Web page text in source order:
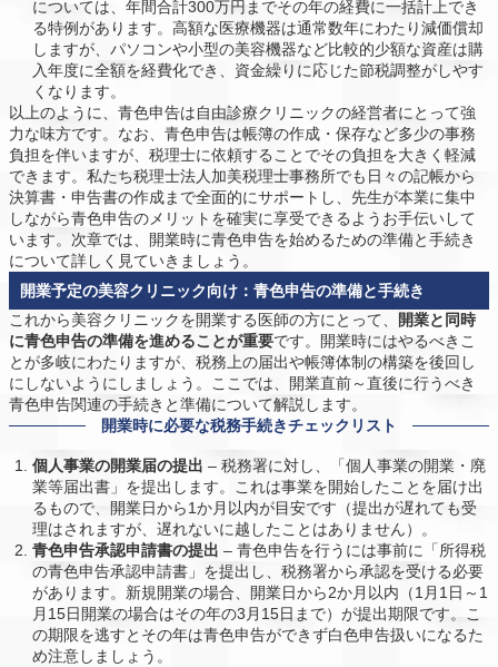
については、年間合計300万円までその年の経費に一括計上でき
る特例があります。高額な医療機器は通常数年にわたり減価償却
しますが、パソコンや小型の美容機器など比較的少額な資産は購
入年度に全額を経費化でき、資金繰りに応じた節税調整がしやす
くなります。
以上のように、青色申告は自由診療クリニックの経営者にとって強
力な味方です。なお、青色申告は帳簿の作成・保存など多少の事務
負担を伴いますが、税理士に依頼することでその負担を大きく軽減
できます。私たち税理士法人加美税理士事務所でも日々の記帳から
決算書・申告書の作成まで全面的にサポートし、先生が本業に集中
しながら青色申告のメリットを確実に享受できるようお手伝いして
います。次章では、開業時に青色申告を始めるための準備と手続き
について詳しく見ていきましょう。
開業予定の美容クリニック向け：青色申告の準備と手続き
これから美容クリニックを開業する医師の方にとって、
開業と同時
に青色申告の準備を進めることが重要です。開業時にはやるべきこ
とが多岐にわたりますが、税務上の届出や帳簿体制の構築を後回し
にしないようにしましょう。ここでは、開業直前～直後に行うべき
青色申告関連の手続きと準備について解説します。
開業時に必要な税務手続きチェックリスト
個人事業の開業届の提出 – 税務署に対し、「個人事業の開業・廃
業等届出書」を提出します。これは事業を開始したことを届け出
るもので、開業日から1か月以内が目安です（提出が遅れても受
理はされますが、遅れないに越したことはありません）。
青色申告承認申請書の提出 – 青色申告を行うには事前に「所得税
の青色申告承認申請書」を提出し、税務署から承認を受ける必要
があります。新規開業の場合、開業日から2か月以内（1月1日～1
月15日開業の場合はその年の3月15日まで）が提出期限です。こ
の期限を逃すとその年は青色申告ができず白色申告扱いになるた
め注意しましょう。